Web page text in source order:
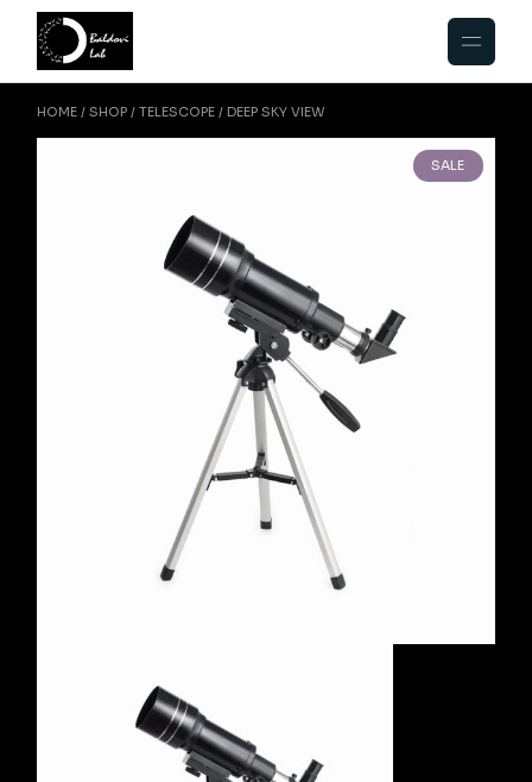
HOME SHOP TELESCOPE DEEP SKY VIEW
SALE